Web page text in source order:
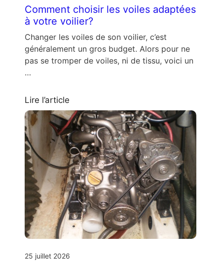
Comment choisir les voiles adaptées
à votre voilier?
Changer les voiles de son voilier, c’est
généralement un gros budget. Alors pour ne
pas se tromper de voiles, ni de tissu, voici un
…
Lire l’article
25 juillet 2026